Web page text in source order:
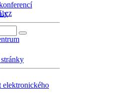
.cz
elektronického